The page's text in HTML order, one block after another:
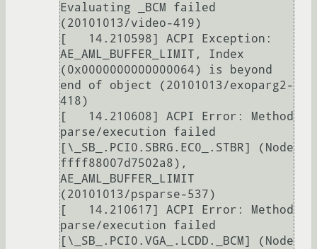
Evaluating _BCM failed
(20101013/video-419)
[   14.210598] ACPI Exception:
AE_AML_BUFFER_LIMIT, Index
(0x0000000000000064) is beyond
end of object (20101013/exoparg2-
418)
[   14.210608] ACPI Error: Method
parse/execution failed
[\_SB_.PCI0.SBRG.EC0_.STBR] (Node
ffff88007d7502a8),
AE_AML_BUFFER_LIMIT
(20101013/psparse-537)
[   14.210617] ACPI Error: Method
parse/execution failed
[\_SB_.PCI0.VGA_.LCDD._BCM] (Node